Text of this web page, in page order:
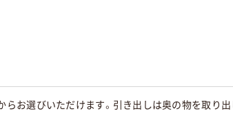
21.5kg
らお選びいただけます。引き出しは奥の物を取り